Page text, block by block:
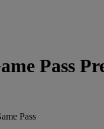
Pass
Pass